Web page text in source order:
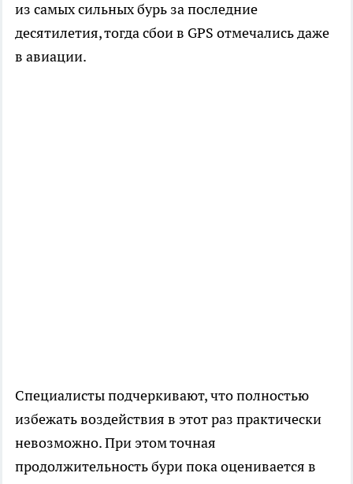
из самых сильных бурь за последние
десятилетия, тогда сбои в GPS отмечались даже
в авиации.
Специалисты подчеркивают, что полностью
избежать воздействия в этот раз практически
невозможно. При этом точная
продолжительность бури пока оценивается в